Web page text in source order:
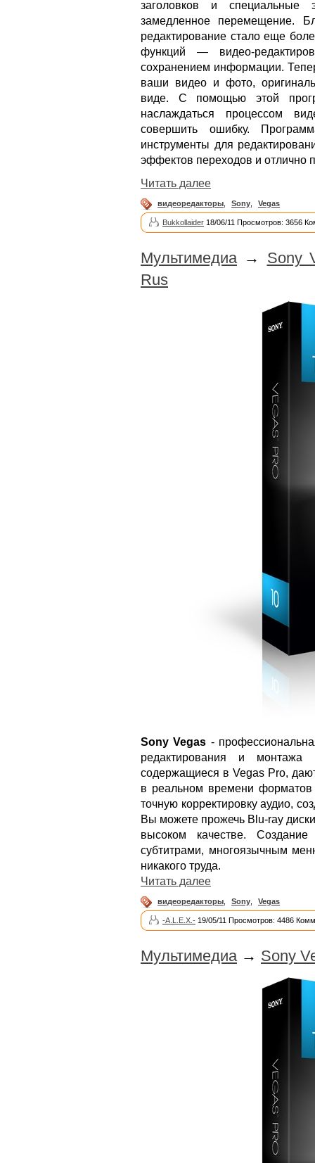
заголовков и
замедленное перемещение.
редактирование стало еще
функций — видео-
сохранением информации.
ваши видео и фото,
виде. С помощью этой
наслаждаться процессом
совершить ошибку.
инструменты для
эффектов переходов и отлично
Читать далее
видеоредакторы Sony Vegas
Bukkollaider 18/06/11 Просмотров: 3656
Мультимедиа → Sony
Rus
Sony Vegas -
редактирования и
содержащиеся в Vegas Pro,
в реальном времени
точную корректировку аудио,
Вы можете прожечь Blu-ray
высоком качестве.
субтитрами, многоязычным
никакого труда.
Читать далее
видеоредакторы Sony Vegas
-A.L.E.X.- 19/05/11 Просмотров: 4486
Мультимедиа → Sony